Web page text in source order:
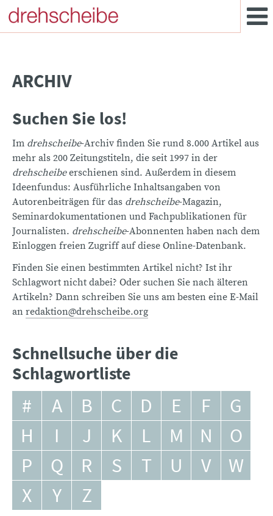
ARCHIV
Suchen Sie los!
Im drehscheibe-Archiv finden Sie rund 8.000 Artikel aus
mehr als 200 Zeitungstiteln, die seit 1997 in der
drehscheibeerschienen sind. Außerdem in diesem
Ideenfundus: Ausführliche Inhaltsangaben von
Autorenbeiträgen für das drehscheibe-Magazin,
Seminardokumentationen und Fachpublikationen für
Journalisten. drehscheibe-Abonnenten haben nach dem
Einloggen freien Zugriff auf diese Online-Datenbank.
Finden Sie einen bestimmten Artikel nicht? Ist ihr
Schlagwort nicht dabei? Oder suchen Sie nach älteren
Artikeln? Dann schreiben Sie uns am besten eine E-Mail
an redaktion@drehscheibe.org
Schnellsuche über die
Schlagwortliste
# A B C D E F
G
H
I J K L M N
O
P
Q R S T U V
W
X
Y Z